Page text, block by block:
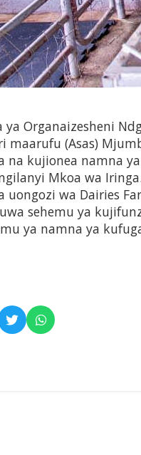
ya Organaizesheni
maarufu (Asas)
na kujionea namna
Mkoa wa Iringa.
uongozi wa Dairies
sehemu ya
ya namna ya